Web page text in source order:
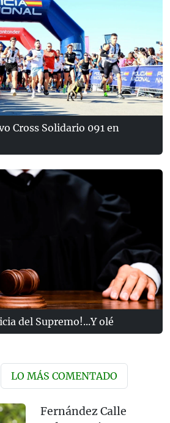
Cross Solidario 091 en
del Supremo!...Y olé
LO MÁS COMENTADO
Fernández Calle